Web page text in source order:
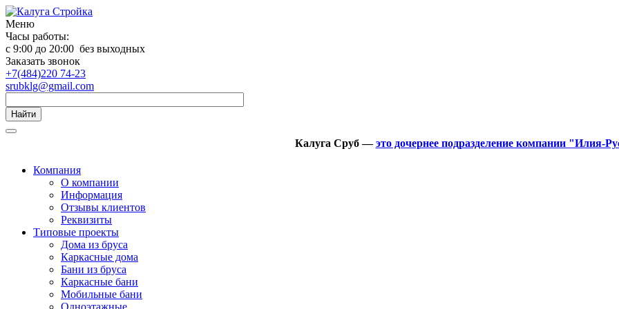
Меню
Часы работы:
с 9:00 до 20:00 без выходных
Заказать звонок
+7(484)220 74-23
srubklg@gmail.com
Найти
Калуга Сруб —это дочернее подразделение компании "Илия-
Компания
О компании
Информация
Отзывы клиентов
Реквизиты
Типовые проекты
Дома из бруса
Каркасные дома
Бани из бруса
Каркасные бани
Мобильные бани
Одноэтажные